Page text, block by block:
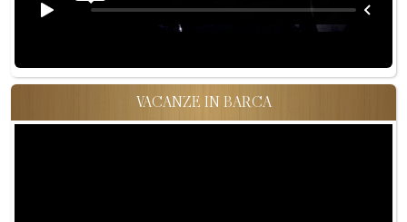
VACANZE IN BARCA